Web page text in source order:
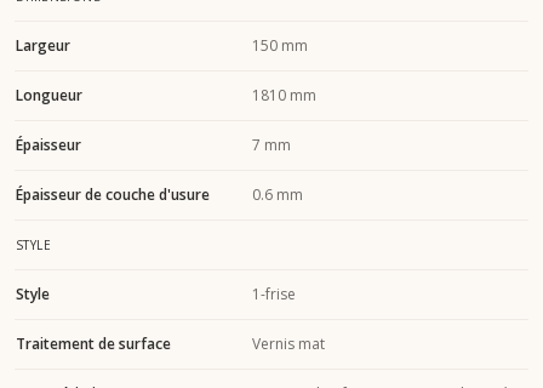
Largeur 150 mm
Longueur 1810 mm
Épaisseur 7 mm
Épaisseur de couche d'usure 0.6 mm
STYLE
Style 1-frise
Traitement de surface Vernis mat